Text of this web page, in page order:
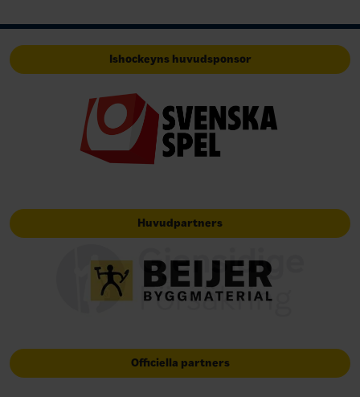
Ishockeyns huvudsponsor
Huvudpartners
Officiella partners